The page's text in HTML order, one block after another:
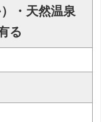
・天然温泉
る